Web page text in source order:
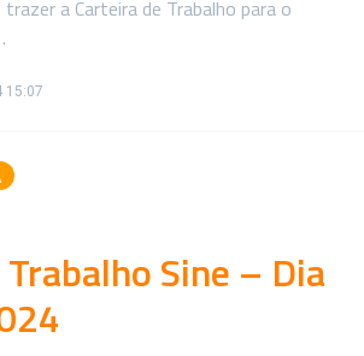
a Carteira de Trabalho para o
15:07
Sine – Dia